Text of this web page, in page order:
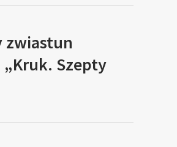
zwiastun
Szepty